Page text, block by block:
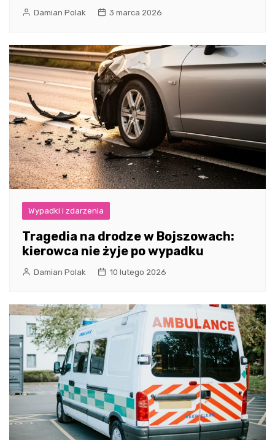
Damian Polak 3 marca 2026
Wypadki i zdarzenia
Tragedia na drodze w Bojszowach:
kierowca nie żyje po wypadku
Damian Polak 10 lutego 2026